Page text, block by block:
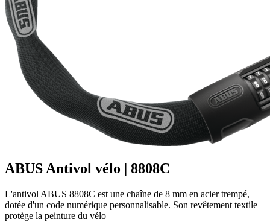
ABUS Antivol vélo | 8808C
L'antivol ABUS 8808C est une chaîne de 8 mm en acier trempé,
dotée d'un code numérique personnalisable. Son revêtement textile
protège la peinture du vélo